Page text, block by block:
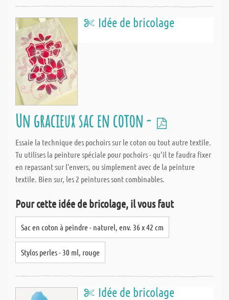
Idée de bricolage
Un gracieux sac en coton -
Essaie la technique des pochoirs sur le coton ou tout autre textile.
Tu utilises la peinture spéciale pour pochoirs - qu‘il te faudra fixer
en repassant sur l‘envers, ou simplement avec de la peinture
textile. Bien sur, les 2 peintures sont combinables.
Pour cette idée de bricolage, il vous faut
Sac en coton à peindre - naturel, env. 36 x 42 cm
Stylos perles - 30 ml, rouge
Idée de bricolage